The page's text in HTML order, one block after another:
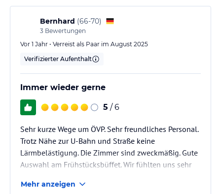
Bernhard (66-70)
3 Bewertungen
Vor 1 Jahr • Verreist als Paar im August 2025
Verifizierter Aufenthalt
Immer wieder gerne
5 / 6
Sehr kurze Wege um ÖVP. Sehr freundliches Personal.
Trotz Nähe zur U-Bahn und Straße keine
Lärmbelästigung. Die Zimmer sind zweckmäßig. Gute
Auswahl am Frühstücksbüffet. Wir fühlten uns sehr
Mehr anzeigen